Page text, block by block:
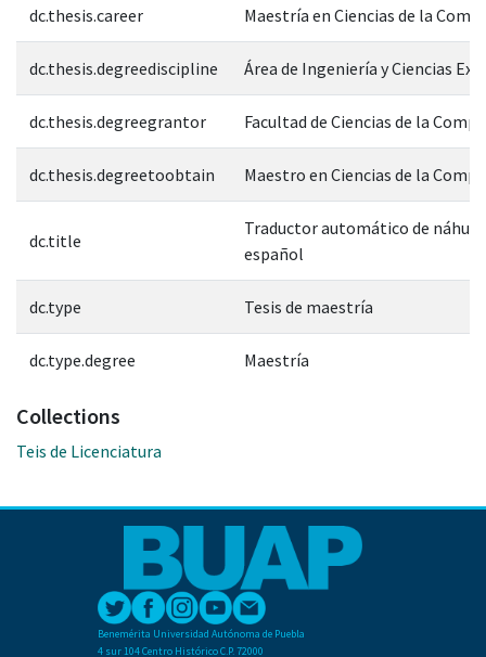
dc.thesis.career Maestría en Ciencias de la
dc.thesis.degreediscipline Área de Ingeniería y Ciencias
dc.thesis.degreegrantor Facultad de Ciencias de la
dc.thesis.degreetoobtain Maestro en Ciencias de la
dc.title
Traductor automático de
español
dc.type Tesis de maestría
dc.type.degree Maestría
Collections
Teis de Licenciatura
Benemérita Universidad Autónoma de Puebla
4 sur 104 Centro Histórico C.P. 72000